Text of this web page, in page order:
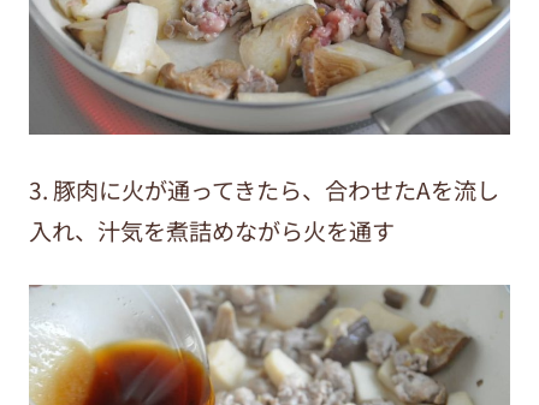
3. 豚肉に火が通ってきたら、合わせたAを流し
入れ、汁気を煮詰めながら火を通す